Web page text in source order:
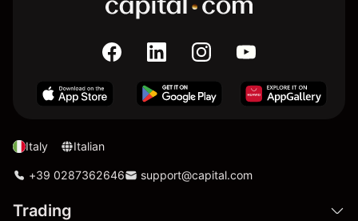
Italy Italian
+39 0287362646 support@capital.com
Trading